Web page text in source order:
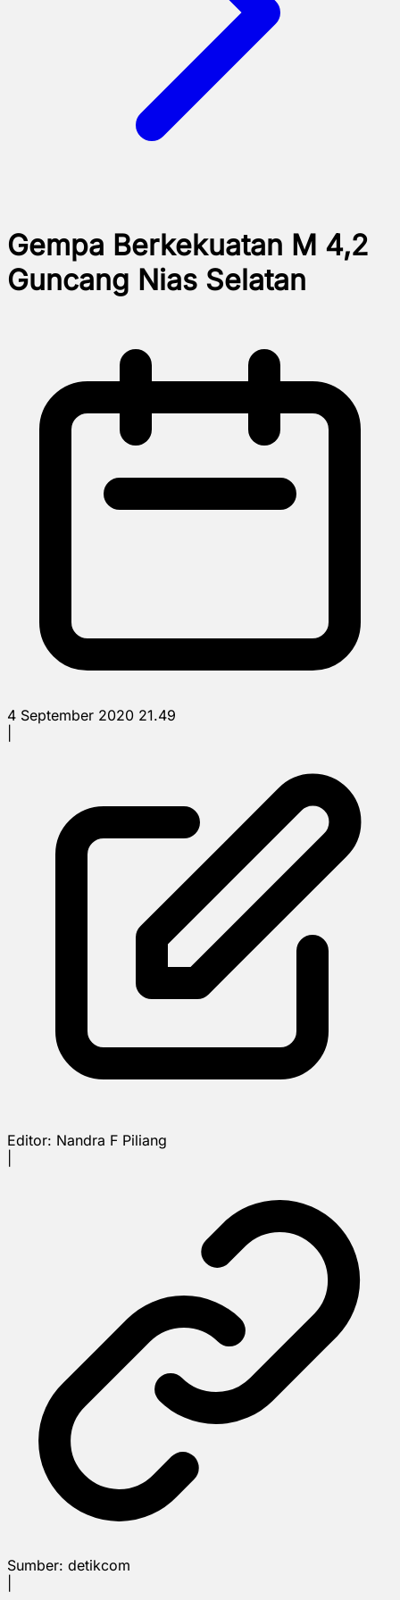
Gempa Berkekuatan M 4,2
Guncang Nias Selatan
4 September 2020 21.49
Editor: Nandra F Piliang
Sumber: detikcom